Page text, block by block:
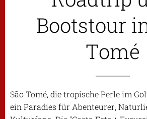
Bootstour
Tomé
São Tomé, die tropische Perle im
ein Paradies für Abenteurer,